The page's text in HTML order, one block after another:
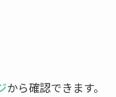
から確認できます。